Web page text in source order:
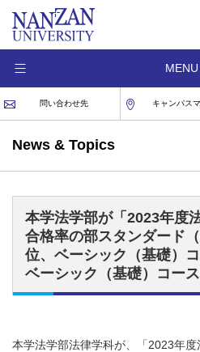
MENU
問い合わせ先 キャンパス
News & Topics
本学法学部が「2023年度
合格率の部スタンダード
位、ベーシック（基礎）
ベーシック（基礎）コー
本学法学部法律学科が、「2023年